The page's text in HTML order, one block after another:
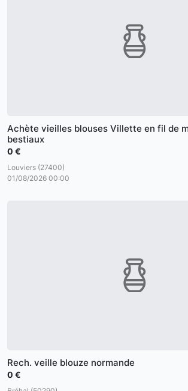
Achète vieilles blouses Villette en fil de
bestiaux
0 €
Louviers (27400)
01/08/2026 00:00
Rech. veille blouze normande
0 €